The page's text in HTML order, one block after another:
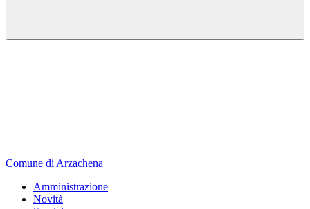
Comune di Arzachena
Amministrazione
Novità